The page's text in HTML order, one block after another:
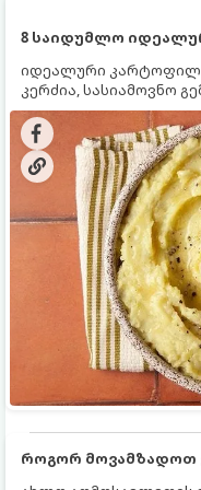
8 საიდუმლო
იდეალური
კერძია, სასიამოვნო
ფერით. მისი
არსებობს რამდენიმე
იცოდეთ, რომ პიურე
როგორ მოვამზადოთ